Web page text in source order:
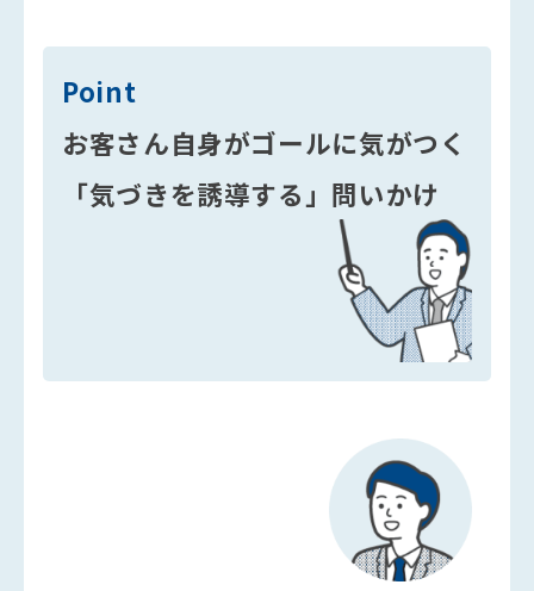
Point
お客さん自身がゴールに気がつく
「気づきを誘導する」問いかけ